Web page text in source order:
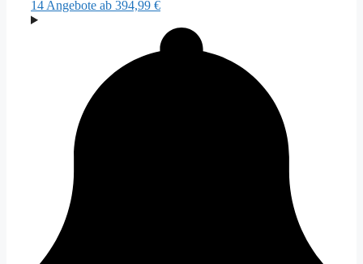
14 Angebote ab 394,99 €